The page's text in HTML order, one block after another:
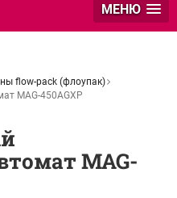
МЕНЮ
flow-pack (флоупак)
MAG-450AGXP
MAG-